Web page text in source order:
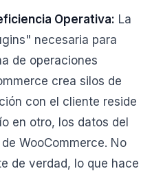
Operativa: La
necesaria para
de operaciones
crea silos de
con el cliente reside
en otro, los datos del
WooCommerce. No
de verdad, lo que hace